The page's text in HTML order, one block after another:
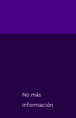
No más
información